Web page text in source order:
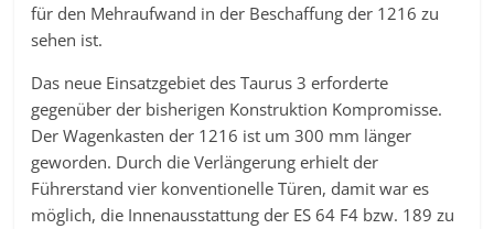
für den Mehraufwand in der Beschaffung der 1216 zu
sehen ist.
Das neue Einsatzgebiet des Taurus 3 erforderte
gegenüber der bisherigen Konstruktion Kompromisse.
Der Wagenkasten der 1216 ist um 300 mm länger
geworden. Durch die Verlängerung erhielt der
Führerstand vier konventionelle Türen, damit war es
möglich, die Innenausstattung der ES 64 F4 bzw. 189 zu